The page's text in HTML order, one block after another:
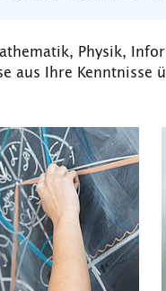
Physik,
aus Ihre